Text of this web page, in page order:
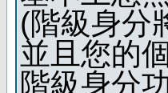
(階級身分
並且您的
階級身分